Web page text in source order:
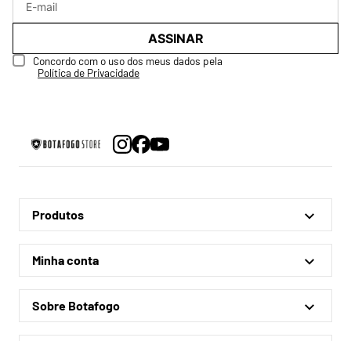
ASSINAR
Concordo com o uso dos meus dados pela
Política de Privacidade
Produtos
Linha Oficial
Treino e Viagem
Coleções
Minha conta
Minha conta
Meus pedidos
Sobre Botafogo
Quem somos